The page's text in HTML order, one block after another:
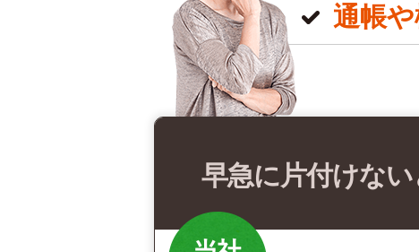
通帳
早急に片付けな